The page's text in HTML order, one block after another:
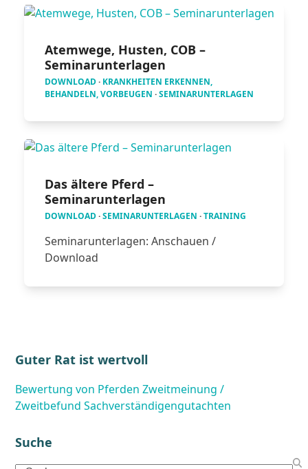
Atemwege, Husten, COB –
Seminarunterlagen
DOWNLOAD· KRANKHEITEN ERKENNEN,
BEHANDELN, VORBEUGEN ·SEMINARUNTERLAGEN
Das ältere Pferd –
Seminarunterlagen
DOWNLOAD·SEMINARUNTERLAGEN ·TRAINING
Seminarunterlagen: Anschauen /
Download
Guter Rat ist wertvoll
Bewertung von PferdenZweitmeinung /
ZweitbefundSachverständigengutachten
Suche